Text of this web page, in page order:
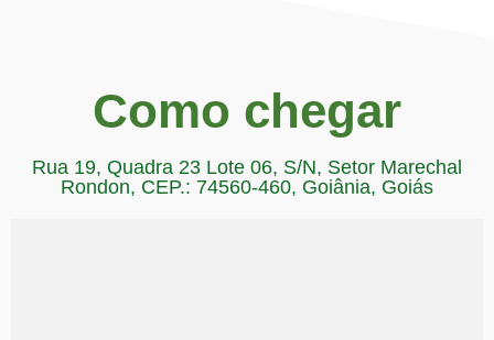
Como chegar
Rua 19, Quadra 23 Lote 06, S/N, Setor Marechal
Rondon, CEP.: 74560-460, Goiânia, Goiás